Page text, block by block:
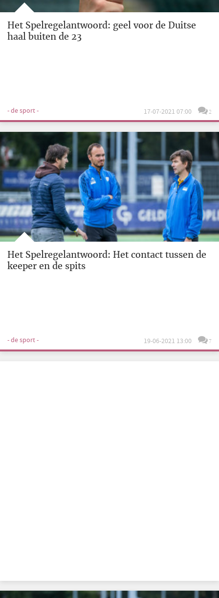
Het Spelregelantwoord: geel voor de Duitse
haal buiten de 23
- de sport - 17-07-2021 07:00 2
Het Spelregelantwoord: Het contact tussen de
keeper en de spits
- de sport - 19-06-2021 13:00 7